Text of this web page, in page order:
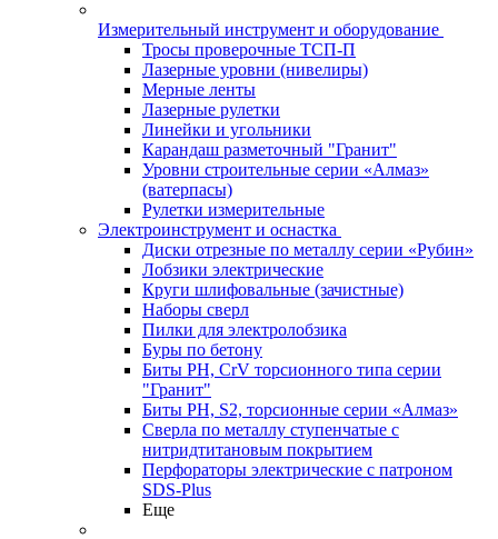
Измерительный инструмент и оборудование
Тросы проверочные ТСП-П
Лазерные уровни (нивелиры)
Мерные ленты
Лазерные рулетки
Линейки и угольники
Карандаш разметочный "Гранит"
Уровни строительные серии «Алмаз»
(ватерпасы)
Рулетки измерительные
Электроинструмент и оснастка
Диски отрезные по металлу серии «Рубин»
Лобзики электрические
Круги шлифовальные (зачистные)
Наборы сверл
Пилки для электролобзика
Буры по бетону
Биты PH, CrV торсионного типа серии
"Гранит"
Биты PH, S2, торсионные серии «Алмаз»
Сверла по металлу ступенчатые с
нитридтитановым покрытием
Перфораторы электрические с патроном
SDS-Plus
Еще